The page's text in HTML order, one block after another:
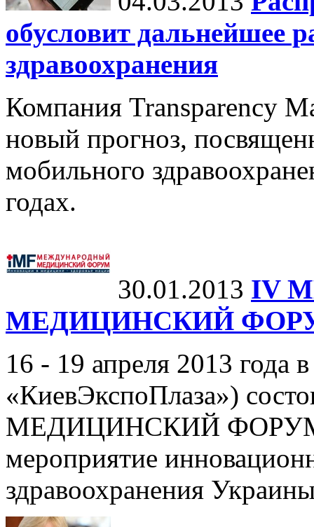
обусловит дальнейшее
здравоохранения
Компания Transparency
новый прогноз,
мобильного
годах.
30.01.2013 IV
МЕДИЦИНСКИЙ
16 - 19 апреля 2013 года
«КиевЭкспоПлаза»)
МЕДИЦИНСКИЙ ФОРУМ -
мероприятие
здравоохранения